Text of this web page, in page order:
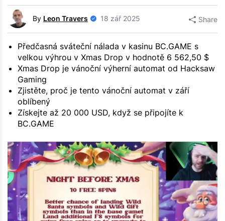
By Leon Travers 18 zář 2025 Share
Předčasná sváteční nálada v kasinu BC.GAME s
velkou výhrou v Xmas Drop v hodnotě 6 562,50 $
Xmas Drop je vánoční výherní automat od Hacksaw
Gaming
Zjistěte, proč je tento vánoční automat v září
oblíbený
Získejte až 20 000 USD, když se připojíte k
BC.GAME